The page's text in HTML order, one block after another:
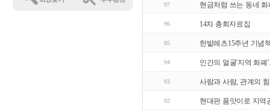
97 현금처럼 쓰는 동네 화
96 14차 총회자료집
95 한밭레츠15주년 기념
94 인간의 얼굴'지역 화폐
93 사람과 사람, 관계의
92 현대판 품앗이로 지역